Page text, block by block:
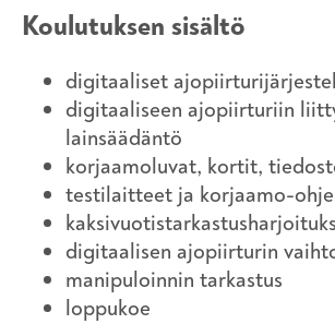
Koulutuksen sisältö
digitaaliset
digitaaliseen ajopiirturiin
lainsäädäntö
korjaamoluvat, kortit,
testilaitteet ja korjaamo-
digitaalisen ajopiirturin
manipuloinnin tarkastus
loppukoe